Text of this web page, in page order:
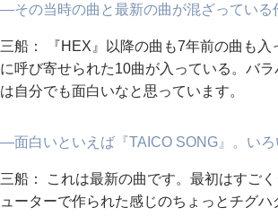
―その当時の曲と最新の曲が混ざっている
三船： 『HEX』以降の曲も7年前の曲も入
に呼び寄せられた10曲が入っている。バ
は自分でも面白いなと思っています。
―面白いといえば『TAICO SONG』。い
三船： これは最新の曲です。最初はすご
ューターで作られた感じのちょっとチグ